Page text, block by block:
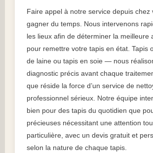
Faire appel à notre service depuis chez
gagner du temps. Nous intervenons
les lieux afin de déterminer la meilleure
pour remettre votre tapis en état. Tapis
de laine ou tapis en soie — nous
diagnostic précis avant chaque
que réside la force d’un service de
professionnel sérieux. Notre équipe
bien pour des tapis du quotidien que
précieuses nécessitant une attention
particulière, avec un devis gratuit et
selon la nature de chaque tapis.